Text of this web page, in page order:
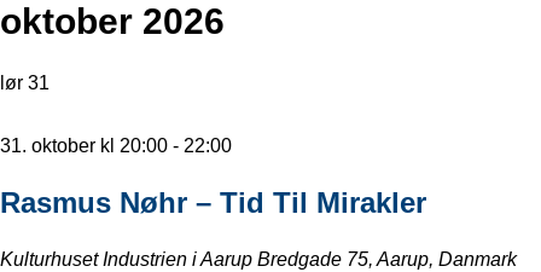
oktober 2026
lør 31
31. oktober kl 20:00 - 22:00
Rasmus Nøhr – Tid Til Mirakler
Kulturhuset Industrien i Aarup Bredgade 75, Aarup, Danmark